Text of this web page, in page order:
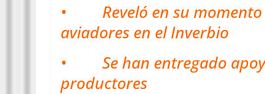
• Reveló en su momento
aviadores en el Inverbio
• Se han entregado
productores